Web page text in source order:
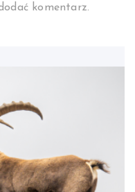
komentarz.